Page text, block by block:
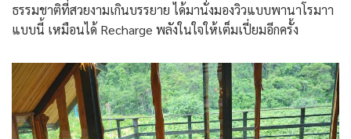
ธรรมชาติที่สวยงามเกินบรรยาย ได้มานั่งมองวิวแบบพานาโรมาา
แบบนี้ เหมือนได้ Recharge พลังในใจให้เต็มเปี่ยมอีกครั้ง